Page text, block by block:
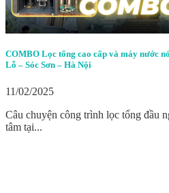
COMBO Lọc tổng cao cấp và máy nước
Lỗ – Sóc Sơn – Hà Nội
11/02/2025
Câu chuyện công trình lọc tổng đầu
tâm tại...